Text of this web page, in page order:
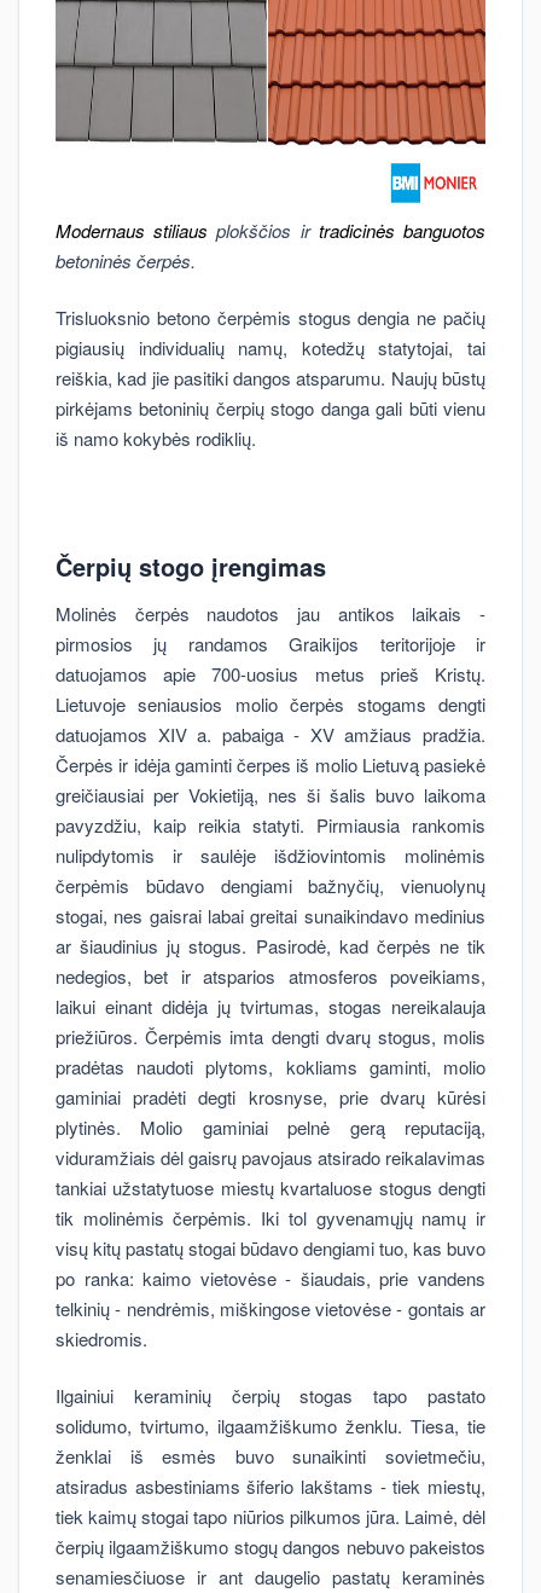
Modernaus stiliausplokščios ir tradicinės banguotos
betoninės čerpės.
Trisluoksnio betono čerpėmis stogus dengia ne pačių
pigiausių individualių namų, kotedžų statytojai, tai
reiškia, kad jie pasitiki dangos atsparumu. Naujų būstų
pirkėjams betoninių čerpių stogo danga gali būti vienu
iš namo kokybės rodiklių.
Čerpių stogo įrengimas
Molinės čerpės naudotos jau antikos laikais -
pirmosios jų randamos Graikijos teritorijoje ir
datuojamos apie 700-uosius metus prieš Kristų.
Lietuvoje seniausios molio čerpės stogams dengti
datuojamos XIV a. pabaiga - XV amžiaus pradžia.
Čerpės ir idėja gaminti čerpes iš molio Lietuvą pasiekė
greičiausiai per Vokietiją, nes ši šalis buvo laikoma
pavyzdžiu, kaip reikia statyti. Pirmiausia rankomis
nulipdytomis ir saulėje išdžiovintomis molinėmis
čerpėmis būdavo dengiami bažnyčių, vienuolynų
stogai, nes gaisrai labai greitai sunaikindavo medinius
ar šiaudinius jų stogus. Pasirodė, kad čerpės ne tik
nedegios, bet ir atsparios atmosferos poveikiams,
laikui einant didėja jų tvirtumas, stogas nereikalauja
priežiūros. Čerpėmis imta dengti dvarų stogus, molis
pradėtas naudoti plytoms, kokliams gaminti, molio
gaminiai pradėti degti krosnyse, prie dvarų kūrėsi
plytinės. Molio gaminiai pelnė gerą reputaciją,
viduramžiais dėl gaisrų pavojaus atsirado reikalavimas
tankiai užstatytuose miestų kvartaluose stogus dengti
tik molinėmis čerpėmis. Iki tol gyvenamųjų namų ir
visų kitų pastatų stogai būdavo dengiami tuo, kas buvo
po ranka: kaimo vietovėse - šiaudais, prie vandens
telkinių - nendrėmis, miškingose vietovėse - gontais ar
skiedromis.
Ilgainiui keraminių čerpių stogas tapo pastato
solidumo, tvirtumo, ilgaamžiškumo ženklu. Tiesa, tie
ženklai iš esmės buvo sunaikinti sovietmečiu,
atsiradus asbestiniams šiferio lakštams - tiek miestų,
tiek kaimų stogai tapo niūrios pilkumos jūra. Laimė, dėl
čerpių ilgaamžiškumo stogų dangos nebuvo pakeistos
senamiesčiuose ir ant daugelio pastatų keraminės